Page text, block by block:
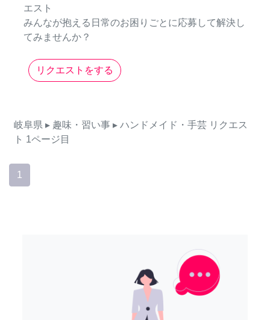
エスト
みんなが抱える日常のお困りごとに応募して解決し
てみませんか？
リクエストをする
岐阜県 ▸ 趣味・習い事 ▸ ハンドメイド・手芸 リクエス
ト 1ページ目
1